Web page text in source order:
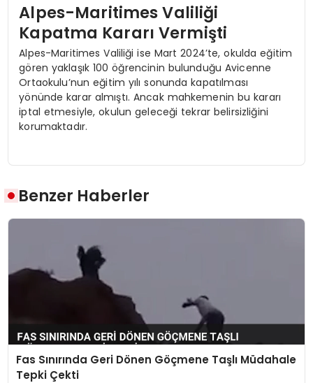
Alpes-Maritimes Valiliği
Kapatma Kararı Vermişti
Alpes-Maritimes Valiliği ise Mart 2024’te, okulda eğitim
gören yaklaşık 100 öğrencinin bulunduğu Avicenne
Ortaokulu’nun eğitim yılı sonunda kapatılması
yönünde karar almıştı. Ancak mahkemenin bu kararı
iptal etmesiyle, okulun geleceği tekrar belirsizliğini
korumaktadır.
Benzer Haberler
Fas Sınırında Geri Dönen Göçmene Taşlı Müdahale
Tepki Çekti